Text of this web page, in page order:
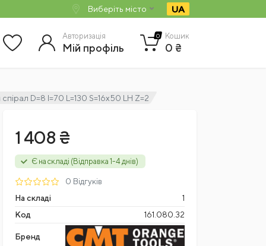
Виберіть місто UA
Авторизація
Мій профіль
0 Кошик
0 ₴
D=8 I=70 L=130 S=16x50 LH Z=2
1 408 ₴
Є на складі (Відправка 1-4 днів)
0 Відгуків
На складі
1
Код
161.080.32
Бренд